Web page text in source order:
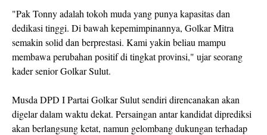
"Pak Tonny adalah tokoh muda yang punya kapasitas dan
dedikasi tinggi. Di bawah kepemimpinannya, Golkar Mitra
semakin solid dan berprestasi. Kami yakin beliau mampu
membawa perubahan positif di tingkat provinsi," ujar seorang
kader senior Golkar Sulut.
Musda DPD I Partai Golkar Sulut sendiri direncanakan akan
digelar dalam waktu dekat. Persaingan antar kandidat diprediksi
akan berlangsung ketat, namun gelombang dukungan terhadap